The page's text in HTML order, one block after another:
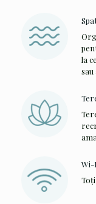
la
sau
Wi-